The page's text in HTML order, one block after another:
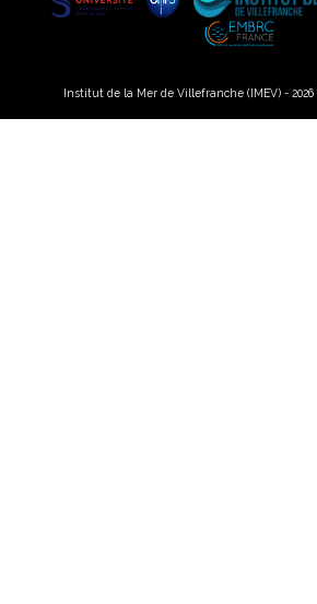
Institut de la Mer de Villefranche (IMEV) -